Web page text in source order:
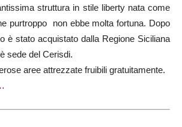
struttura in stile liberty nata come
purtroppo non ebbe molta fortuna. Dopo
è stato acquistato dalla Regione Siciliana
sede del Cerisdi.
aree attrezzate fruibili gratuitamente.